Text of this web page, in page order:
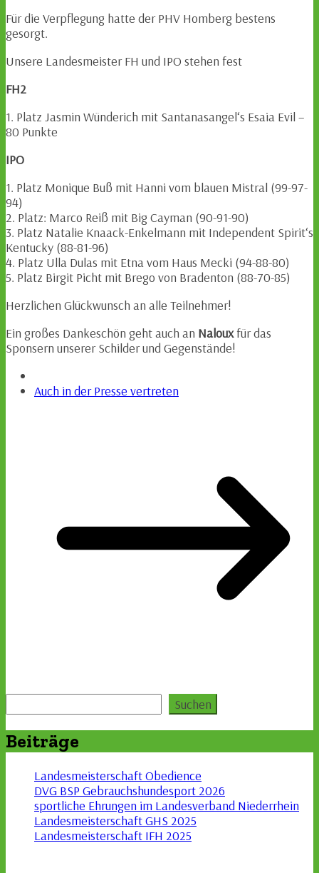
Für die Verpflegung hatte der PHV Homberg bestens
gesorgt.
Unsere Landesmeister FH und IPO stehen fest
FH2
1. Platz Jasmin Wünderich mit Santanasangel‘s Esaia Evil –
80 Punkte
IPO
1. Platz Monique Buß mit Hanni vom blauen Mistral (99-97-
94)
2. Platz: Marco Reiß mit Big Cayman (90-91-90)
3. Platz Natalie Knaack-Enkelmann mit Independent Spirit‘s
Kentucky (88-81-96)
4. Platz Ulla Dulas mit Etna vom Haus Mecki (94-88-80)
5. Platz Birgit Picht mit Brego von Bradenton (88-70-85)
Herzlichen Glückwunsch an alle Teilnehmer!
Ein großes Dankeschön geht auch an Nalouxfür das
Sponsern unserer Schilder und Gegenstände!
Auch in der Presse vertreten
Suchen
Beiträge
Landesmeisterschaft Obedience
DVG BSP Gebrauchshundesport 2026
sportliche Ehrungen im Landesverband Niederrhein
Landesmeisterschaft GHS 2025
Landesmeisterschaft IFH 2025